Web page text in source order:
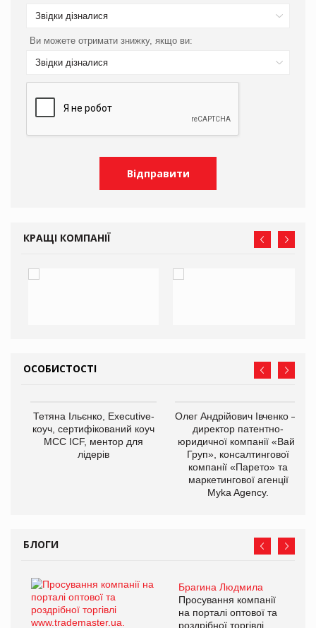
Звідки дізналися
Ви можете отримати знижку, якщо ви:
Звідки дізналися
КРАЩІ КОМПАНІЇ
ОСОБИСТОСТІ
Тетяна Ільєнко, Executive-
коуч, сертифікований коуч
МСС ICF, ментор для
лідерів
Олег Андрійович Івченко —
директор патентно-
юридичної компанії «Вайз
Груп», консалтингової
компанії «Парето» та
маркетингової агенції
Myka Agency.
БЛОГИ
Брагина Людмила
Просування компанії
на порталі оптової та
роздрібної торгівлі